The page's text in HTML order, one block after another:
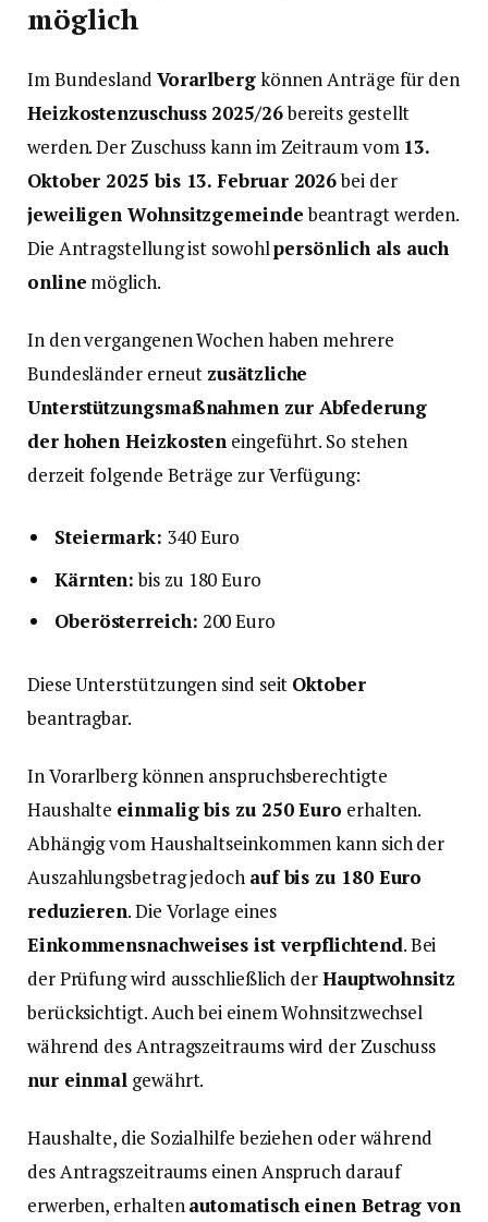
möglich
Im Bundesland Vorarlbergkönnen Anträge für den
Heizkostenzuschuss 2025/26bereits gestellt
werden. Der Zuschuss kann im Zeitraum vom 13.
Oktober 2025 bis 13. Februar 2026bei der
jeweiligen Wohnsitzgemeindebeantragt werden.
Die Antragstellung ist sowohlpersönlich als auch
online möglich.
In den vergangenen Wochen haben mehrere
Bundesländer erneut zusätzliche
Unterstützungsmaßnahmen zur Abfederung
der hohen Heizkosten eingeführt. So stehen
derzeit folgende Beträge zur Verfügung:
Steiermark: 340 Euro
Kärnten:bis zu 180 Euro
Oberösterreich: 200 Euro
Diese Unterstützungen sind seit Oktober
beantragbar.
In Vorarlberg können anspruchsberechtigte
Haushalte einmalig bis zu 250 Euro erhalten.
Abhängig vom Haushaltseinkommen kann sich der
Auszahlungsbetrag jedoch auf bis zu 180 Euro
reduzieren. Die Vorlage eines
Einkommensnachweises ist verpflichtend. Bei
der Prüfung wird ausschließlich derHauptwohnsitz
berücksichtigt. Auch bei einem Wohnsitzwechsel
während des Antragszeitraums wird der Zuschuss
nur einmal gewährt.
Haushalte, die Sozialhilfe beziehen oder während
des Antragszeitraums einen Anspruch darauf
erwerben, erhaltenautomatisch einen Betrag von